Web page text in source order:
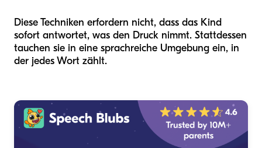
Diese Techniken erfordern nicht, dass das Kind
sofort antwortet, was den Druck nimmt. Stattdessen
tauchen sie in eine sprachreiche Umgebung ein, in
der jedes Wort zählt.